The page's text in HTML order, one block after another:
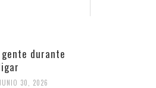
durante
JUNIO 30, 2026